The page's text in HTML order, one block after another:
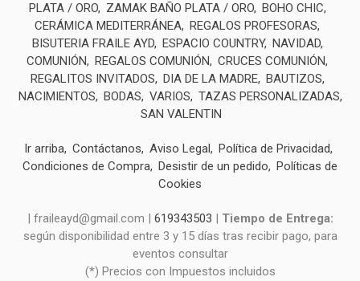
PLATA / ORO
ZAMAK BAÑO PLATA / ORO BOHO CHIC
CERÁMICA MEDITERRÁNEA REGALOS PROFESORAS
BISUTERIA FRAILE AYD ESPACIO COUNTRY NAVIDAD
COMUNIÓN
REGALOS COMUNIÓN
CRUCES COMUNIÓN
REGALITOS INVITADOS
DIA DE LA MADRE BAUTIZOS
NACIMIENTOS
BODAS VARIOS
TAZAS PERSONALIZADAS
SAN VALENTIN
Ir arriba Contáctanos Aviso Legal
Política de Privacidad
Condiciones de Compra Desistir de un pedido
Políticas de
Cookies
| fraileayd@gmail.com | 619343503 | Tiempo de Entrega:
según disponibilidad entre 3 y 15 días tras recibir pago, para
eventos consultar
(*) Precios con Impuestos incluidos